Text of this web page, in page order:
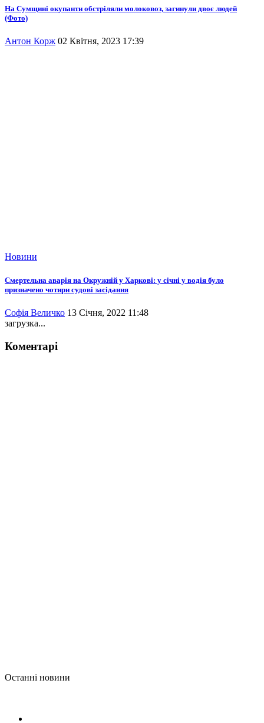
На Сумщині окупанти обстріляли молоковоз, загинули двоє людей
(Фото)
Антон Корж 02 Квітня, 2023 17:39
Новини
Смертельна аварія на Окружній у Харкові: у січні у водія було
призначено чотири судові засідання
Софія Величко 13 Січня, 2022 11:48
загрузка...
Коментарі
Останні новини